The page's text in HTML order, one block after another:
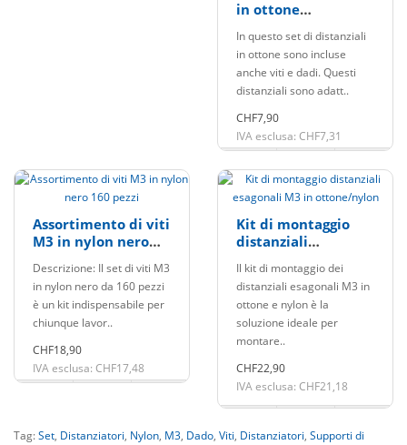
in ottone
In questo set di distanziali
in ottone sono incluse
anche viti e dadi. Questi
distanziali sono adatt..
CHF7,90
IVA esclusa: CHF7,31
Assortimento di viti
M3 in nylon nero
Descrizione: Il set di viti M3
in nylon nero da 160 pezzi
è un kit indispensabile per
chiunque lavor..
CHF18,90
IVA esclusa: CHF17,48
Kit di montaggio
distanziali
ottone/nylon
Il kit di montaggio dei
distanziali esagonali M3 in
ottone e nylon è la
soluzione ideale per
montare..
CHF22,90
IVA esclusa: CHF21,18
Tag:Set, Distanziatori, Nylon, M3, Dado, Viti, Distanziatori, Supporti di